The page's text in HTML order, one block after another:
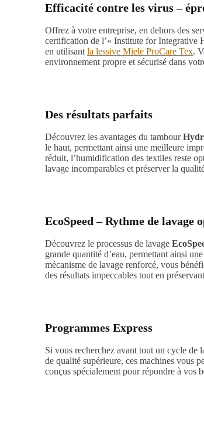
Efficacité contre les virus –
Offrez à votre entreprise, en dehors des
certification de l’« Institute for Integrative
en utilisantla lessive Miele ProCare Tex.
environnement propre et sécurisé dans
Des résultats parfaits
Découvrez les avantages du tambour
le haut, permettant ainsi une meilleure
réduit, l’humidification des textiles reste
lavage incomparables et préserver la
EcoSpeed – Rythme de lavage
Découvrez le processus de lavage
grande quantité d’eau, permettant ainsi
mécanisme de lavage renforcé, vous
des résultats impeccables tout en
Programmes Express
Si vous recherchez avant tout un cycle de
de qualité supérieure, ces machines vous
conçus spécialement pour répondre à vos